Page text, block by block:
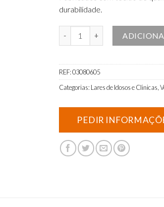
durabilidade.
REF:03080605
Categorias: Lares de Idosos e Clinicas